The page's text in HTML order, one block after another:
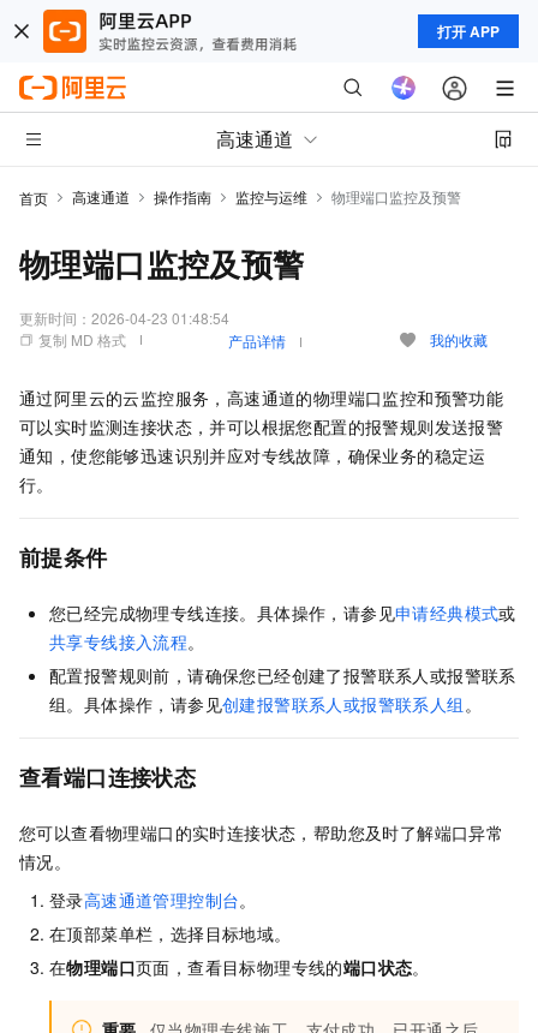
打开 APP
高速通道
首页 高速通道 操作指南 监控与运维 物理端口监控及预警
物理端口监控及预警
更新时间： 2026-04-23 01:48:54
复制 MD 格式
产品详情 我的收藏
通过阿里云的云监控服务，高速通道的物理端口监控和预警功能
可以实时监测连接状态，并可以根据您配置的报警规则发送报警
通知，使您能够迅速识别并应对专线故障，确保业务的稳定运
行。
前提条件
您已经完成物理专线连接。具体操作，请参见申请经典模式或
共享专线接入流程。
配置报警规则前，请确保您已经创建了报警联系人或报警联系
组。具体操作，请参见创建报警联系人或报警联系人组 。
查看端口连接状态
您可以查看物理端口的实时连接状态，帮助您及时了解端口异常
情况。
登录高速通道管理控制台。
在顶部菜单栏，选择目标地域。
在物理端口页面，查看目标物理专线的端口状态。